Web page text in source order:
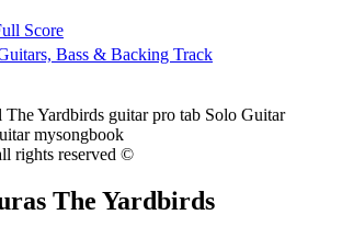
Score
Bass & Backing Track
rights reserved ©
The Yardbirds